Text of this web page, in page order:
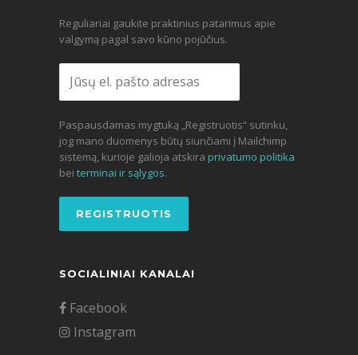
Reguliariai gaukite praktinius patarimus apie
valgymą pagal savo kūno pojūčius.
Paspausdamas mygtuką „Registruotis“ sutinku,
jog mano duomenys būtų siunčiami į Mailchimp
sistemą, kurioje galioja atskira privatumo politika
bei terminai ir sąlygos.
SOCIALINIAI KANALAI
Facebook
Instagram